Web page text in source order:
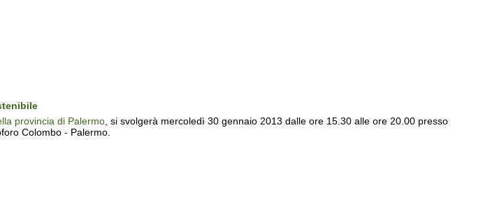
provincia di Palermo, si svolgerà mercoledì 30 gennaio 2013 dalle ore 15.30 alle ore 20.00 presso
Colombo - Palermo.